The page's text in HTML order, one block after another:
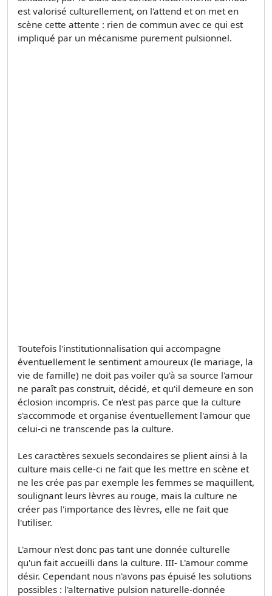
est valorisé culturellement, on l'attend et on met en
scène cette attente : rien de commun avec ce qui est
impliqué par un mécanisme purement pulsionnel.
Toutefois l'institutionnalisation qui accompagne
éventuellement le sentiment amoureux (le mariage, la
vie de famille) ne doit pas voiler qu'à sa source l'amour
ne paraît pas construit, décidé, et qu'il demeure en son
éclosion incompris. Ce n'est pas parce que la culture
s'accommode et organise éventuellement l'amour que
celui-ci ne transcende pas la culture.
Les caractères sexuels secondaires se plient ainsi à la
culture mais celle-ci ne fait que les mettre en scène et
ne les crée pas par exemple les femmes se maquillent,
soulignant leurs lèvres au rouge, mais la culture ne
créer pas l'importance des lèvres, elle ne fait que
l'utiliser.
L'amour n'est donc pas tant une donnée culturelle
qu'un fait accueilli dans la culture. III- L'amour comme
désir. Cependant nous n'avons pas épuisé les solutions
possibles : l'alternative pulsion naturelle-donnée